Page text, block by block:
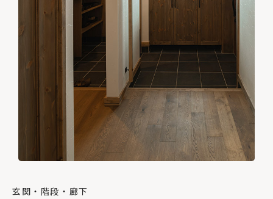
玄関・階段・廊下